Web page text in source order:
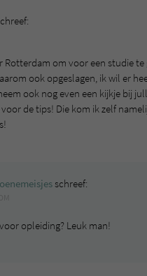
Rotterdam om voor een studie te
ook opgeslagen, ik wil er
ook nog even een kijkje bij
de tips! Die kom ik zelf
schreef:
opleiding? Leuk man!